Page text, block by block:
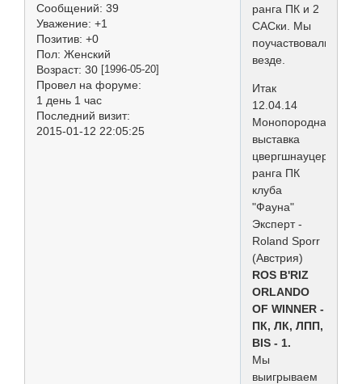
Сообщений: 39
Уважение: +1
Позитив: +0
Пол: Женский
Возраст: 30 [1996-05-20]
Провел на форуме:
1 день 1 час
Последний визит:
2015-01-12 22:05:25
ранга ПК и 2
САСки. Мы
поучаствовали
везде.
Итак
12.04.14
Монопородная
выставка
цвергшнауцеров
ранга ПК
клуба
"Фауна"
Эксперт -
Roland Sporr
(Австрия)
ROS B'RIZ
ORLANDO
OF WINNER -
ПК, ЛК, ЛПП,
BIS - 1.
Мы
выигрываем